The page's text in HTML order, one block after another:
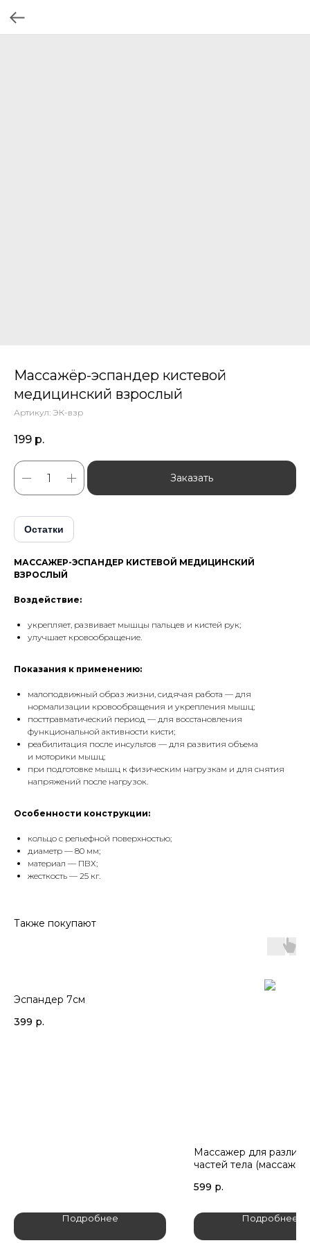
Массажёр-эспандер кистевой
медицинский взрослый
Артикул: ЭК-взр
199 р.
Заказать
Остатки
МАССАЖЕР-ЭСПАНДЕР КИСТЕВОЙ МЕДИЦИНСКИЙ
ВЗРОСЛЫЙ
Воздействие:
укрепляет, развивает мышцы пальцев и кистей рук;
улучшает кровообращение.
Показания к применению:
малоподвижный образ жизни, сидячая работа — для
нормализации кровообращения и укрепления мышц;
посттравматический период — для восстановления
функциональной активности кисти;
реабилитация после инсультов — для развития объема
и моторики мышц;
при подготовке мышц к физическим нагрузкам и для снятия
напряжений после нагрузок.
Особенности конструкции:
кольцо с рельефной поверхностью;
диаметр — 80 мм;
материал — ПВХ;
жесткость — 25 кг.
Также покупают
Эспандер 7см
399 р.
Подробнее
Массажер для
частей тела (массажер
599 р.
Подробнее